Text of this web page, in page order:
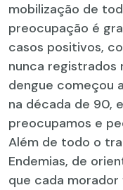
mobilização de
preocupação é
casos positivos,
nunca registrados
dengue começou
na década de 90,
preocupamos e
Além de todo o
Endemias, de
que cada